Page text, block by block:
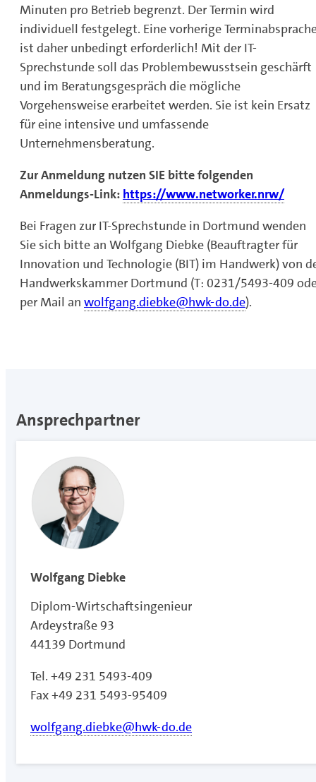
Minuten pro Betrieb begrenzt. Der Termin wird
individuell festgelegt. Eine vorherige
ist daher unbedingt erforderlich! Mit der IT-
Sprechstunde soll das Problembewusstsein geschärft
und im Beratungsgespräch die mögliche
Vorgehensweise erarbeitet werden. Sie ist kein Ersatz
für eine intensive und umfassende
Unternehmensberatung.
Zur Anmeldung nutzen SIE bitte folgenden
Anmeldungs-Link: https://www.networker.nrw/
Bei Fragen zur IT-Sprechstunde in Dortmund wenden
Sie sich bitte an Wolfgang Diebke (Beauftragter für
Innovation und Technologie (BIT) im Handwerk) von
Handwerkskammer Dortmund (T: 0231/5493-409
per Mail an wolfgang.diebke@hwk-do.de).
Ansprechpartner
Wolfgang Diebke
Diplom-Wirtschaftsingenieur
Ardeystraße 93
44139 Dortmund
Tel. +49 231 5493-409
Fax +49 231 5493-95409
wolfgang.diebke@hwk-do.de